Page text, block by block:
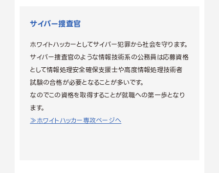
サイバー捜査官
ホワイトハッカーとしてサイバー犯罪から社会を守ります。
サイバー捜査官のような情報技術系の公務員は応募資格
として情報処理安全確保支援士や高度情報処理技術者
試験の合格が必要となることが多いです。
なのでこの資格を取得することが就職への第一歩となり
ます。
≫ホワイトハッカー専攻ページへ